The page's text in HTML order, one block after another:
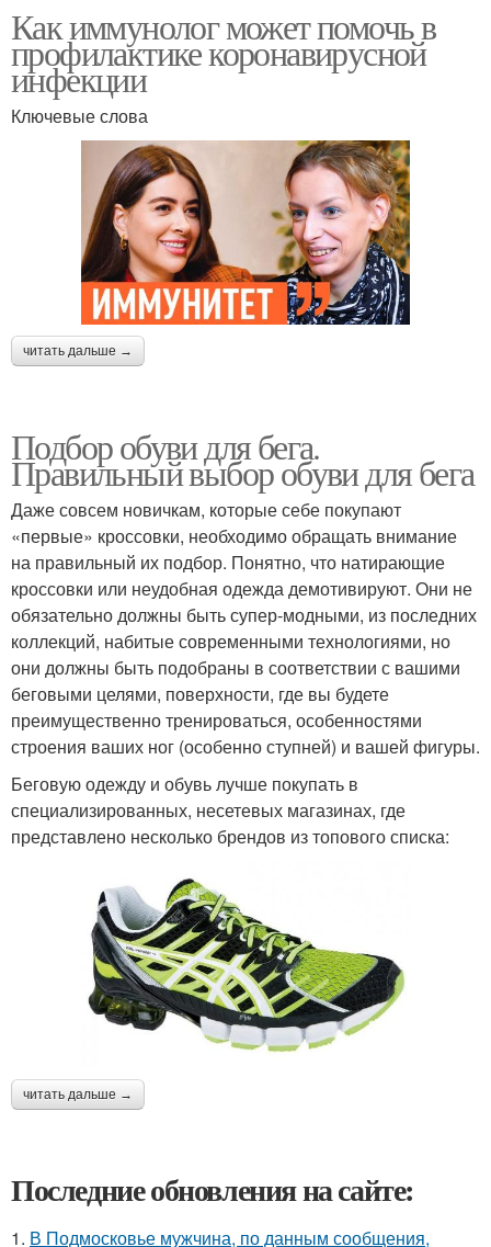
Как иммунолог может помочь в
профилактике коронавирусной
инфекции
Ключевые слова
читать дальше →
Подбор обуви для бега.
Правильный выбор обуви для бега
Даже совсем новичкам, которые себе покупают
«первые» кроссовки, необходимо обращать внимание
на правильный их подбор. Понятно, что натирающие
кроссовки или неудобная одежда демотивируют. Они не
обязательно должны быть супер-модными, из последних
коллекций, набитые современными технологиями, но
они должны быть подобраны в соответствии с вашими
беговыми целями, поверхности, где вы будете
преимущественно тренироваться, особенностями
строения ваших ног (особенно ступней) и вашей фигуры.
Беговую одежду и обувь лучше покупать в
специализированных, несетевых магазинах, где
представлено несколько брендов из топового списка:
читать дальше →
Последние обновления на сайте:
1. В Подмосковье мужчина, по данным сообщения,